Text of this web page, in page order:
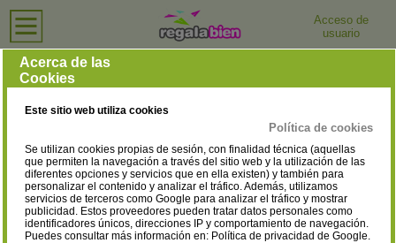
Acceso de
usuario
Centros de Salud y Bienestar en Ávila
Selecciona la localidad
Inicio › Centros de Salud y Bienestar
Arenas de San Pedro Arévalo
Burgohondo(1)
Candeleda(2) El Barco De Avila(2)
El Barraco(1) El Hoyo De Pinares(1)
El Tiemblo(1) Fontiveros(1)
Acerca de las
Cookies
Este sitio web utiliza cookies
Política de cookies
Se utilizan cookies propias de sesión, con finalidad técnica (aquellas
que permiten la navegación a través del sitio web y la utilización de las
diferentes opciones y servicios que en ella existen) y también para
personalizar el contenido y analizar el tráfico. Además, utilizamos
servicios de terceros como Google para analizar el tráfico y mostrar
publicidad. Estos proveedores pueden tratar datos personales como
identificadores únicos, direcciones IP y comportamiento de navegación.
Puedes consultar más información en: Política de privacidad de Google.